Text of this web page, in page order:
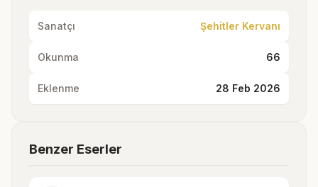
Sanatçı Şehitler Kervanı
Okunma 66
Eklenme 28 Feb 2026
Benzer Eserler